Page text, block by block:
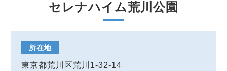
セレナハイム荒川公園
所在地
東京都荒川区荒川1-32-14